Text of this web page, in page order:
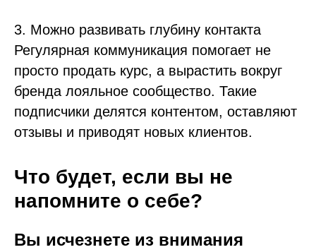
3. Можно развивать глубину контакта
Регулярная коммуникация помогает не
просто продать курс, а вырастить вокруг
бренда лояльное сообщество. Такие
подписчики делятся контентом, оставляют
отзывы и приводят новых клиентов.
Что будет, если вы не
напомните о себе?
Вы исчезнете из внимания